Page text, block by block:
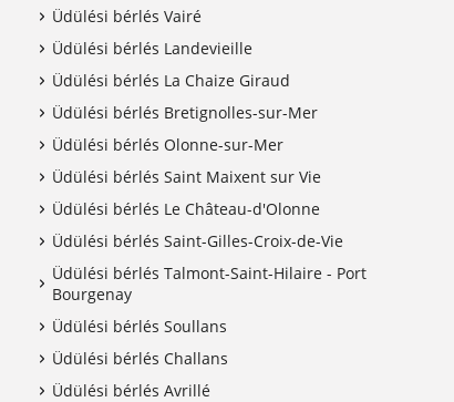
Üdülési bérlés Vairé
Üdülési bérlés Landevieille
Üdülési bérlés La Chaize Giraud
Üdülési bérlés Bretignolles-sur-Mer
Üdülési bérlés Olonne-sur-Mer
Üdülési bérlés Saint Maixent sur Vie
Üdülési bérlés Le Château-d'Olonne
Üdülési bérlés Saint-Gilles-Croix-de-Vie
Üdülési bérlés Talmont-Saint-Hilaire - Port
Bourgenay
Üdülési bérlés Soullans
Üdülési bérlés Challans
Üdülési bérlés Avrillé